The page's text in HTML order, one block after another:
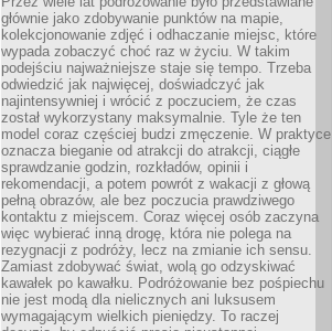
głównie jako zdobywanie punktów na mapie,
kolekcjonowanie zdjęć i odhaczanie miejsc, które
wypada zobaczyć choć raz w życiu. W takim
podejściu najważniejsze staje się tempo. Trzeba
odwiedzić jak najwięcej, doświadczyć jak
najintensywniej i wrócić z poczuciem, że czas
został wykorzystany maksymalnie. Tyle że ten
model coraz częściej budzi zmęczenie. W praktyce
oznacza bieganie od atrakcji do atrakcji, ciągłe
sprawdzanie godzin, rozkładów, opinii i
rekomendacji, a potem powrót z wakacji z głową
pełną obrazów, ale bez poczucia prawdziwego
kontaktu z miejscem. Coraz więcej osób zaczyna
więc wybierać inną drogę, która nie polega na
rezygnacji z podróży, lecz na zmianie ich sensu.
Zamiast zdobywać świat, wolą go odzyskiwać
kawałek po kawałku. Podróżowanie bez pośpiechu
nie jest modą dla nielicznych ani luksusem
wymagającym wielkich pieniędzy. To raczej